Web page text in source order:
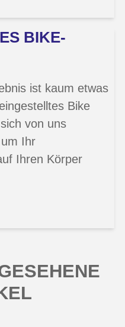
BIKE-
ist kaum etwas
Bike
von uns
Ihr
Ihren Körper